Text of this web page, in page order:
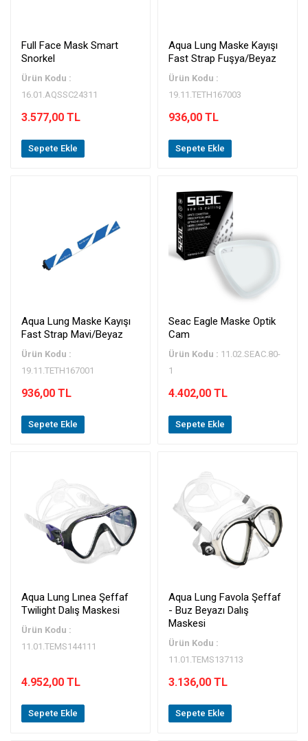
Full Face Mask Smart
Snorkel
Ürün Kodu :
16.01.AQSSC24311
3.577,00 TL
Sepete Ekle
Aqua Lung Maske Kayışı
Fast Strap Fuşya/Beyaz
Ürün Kodu :
19.11.TETH167003
936,00 TL
Sepete Ekle
Aqua Lung Maske Kayışı
Fast Strap Mavi/Beyaz
Ürün Kodu :
19.11.TETH167001
936,00 TL
Sepete Ekle
Seac Eagle Maske Optik
Cam
Ürün Kodu : 11.02.SEAC.80-
1
4.402,00 TL
Sepete Ekle
Aqua Lung Lınea Şeffaf
Twilight Dalış Maskesi
Ürün Kodu :
11.01.TEMS144111
4.952,00 TL
Sepete Ekle
Aqua Lung Favola Şeffaf
- Buz Beyazı Dalış
Maskesi
Ürün Kodu :
11.01.TEMS137113
3.136,00 TL
Sepete Ekle